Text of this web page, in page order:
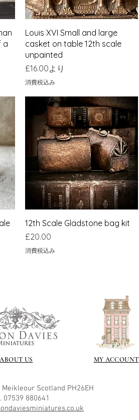
a
クイックビュー
Louis XVI Small and large
casket on table 12th scale
unpainted
£16.00より
セール価格
消費税込み
クイックビュー
12th Scale Gladstone bag kit
価格
£20.00
消費税込み
ABOUT US MY ACCOUNT
Meikleour Scotland PH26EH
07539 880641